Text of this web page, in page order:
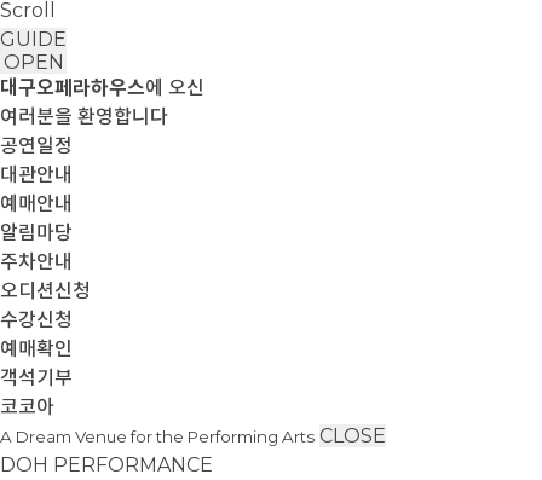
Scroll
GUIDE
OPEN
대구오페라하우스에 오신
여러분을 환영합니다
공연일정
대관안내
예매안내
알림마당
주차안내
오디션신청
수강신청
예매확인
객석기부
코코아
A Dream Venue for the Performing Arts CLOSE
DOH PERFORMANCE